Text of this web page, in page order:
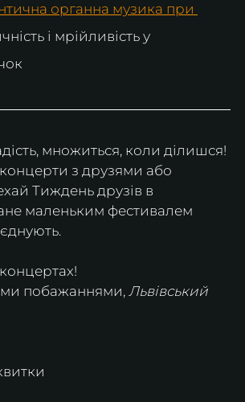
органна музика при
і мрійливість у
множиться, коли ділишся!
з друзями або
Тиждень друзів в
маленьким фестивалем
побажаннями, Львівський